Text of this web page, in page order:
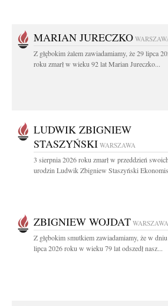
MARIAN JURECZKO
Z głębokim żalem zawiadamiamy, że 29 lipca
roku zmarł w wieku 92 lat Marian Jureczko...
LUDWIK ZBIGNIEW
STASZYŃSKI WARSZAWA
3 sierpnia 2026 roku zmarł w przeddzień
urodzin Ludwik Zbigniew Staszyński
ZBIGNIEW WOJDAT WARSZAWA
Z głębokim smutkiem zawiadamiamy, że w
lipca 2026 roku w wieku 79 lat odszedł nasz...